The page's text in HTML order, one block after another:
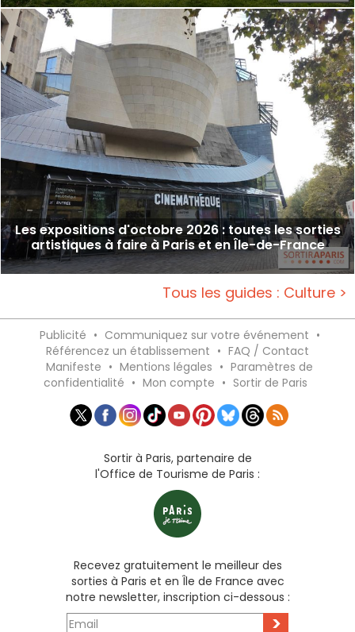
Les expositions d'octobre 2026 : toutes les sorties
artistiques à faire à Paris et en Île-de-France
Tous les guides : Culture >
Publicité • Communiquez sur votre événement •
Référencez un établissement • FAQ / Contact
Manifeste • Mentions légales • Paramètres de
confidentialité • Mon compte • Sortir de Paris
Sortir à Paris, partenaire de
l'Office de Tourisme de Paris :
Recevez gratuitement le meilleur des
sorties à Paris et en Île de France avec
notre newsletter, inscription ci-dessous :
>